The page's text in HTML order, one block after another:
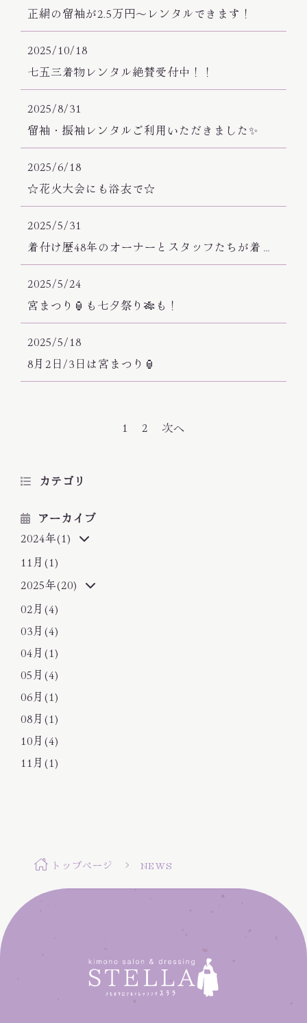
TEL 070-4769-0863
正絹の留袖が2.5万円〜レンタルできます！
2025/10/18
七五三着物レンタル絶賛受付中！！
2025/8/31
留袖・振袖レンタルご利用いただきました✨
2025/6/18
☆花火大会にも浴衣で☆
2025/5/31
着付け歴48年のオーナーとスタッフたちが着付できます👘✨
2025/5/24
宮まつり🏮も七夕祭り🎋も！
2025/5/18
8月2日/3日は宮まつり🏮
1 2 次へ
カテゴリ
アーカイブ
2024年(1)
11月(1)
2025年(20)
02月(4)
03月(4)
04月(1)
05月(4)
06月(1)
08月(1)
10月(4)
11月(1)
トップページ NEWS